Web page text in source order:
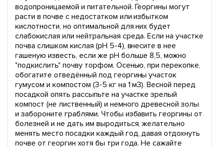
водопроницаемой и питательной. Георгины могут
расти в почве с недостатком или избытком
кислотности, но оптимальной для них будет
слабокислая или нейтральная среда. Если на участке
почва слишком кислая (pH 5-4), внесите в нее
гашеную известь, если же pH больше 8,5, можно
"подкислить" почву торфом. Осенью, при перекопке,
обогатите отведённый под георгины участок
гумусом и компостом (3-5 кг на 1 м3). Весной перед
посадкой опять рассыпьте на участке зрелый
компост (не лиственный) и немного древесной золы
и забороните граблями. Чтобы избавить георгины от
болезней и не дать им выродиться, желательно
менять место посадки каждый год, давая отдохнуть
почве от георгин хотя бы три года. Не сажайте